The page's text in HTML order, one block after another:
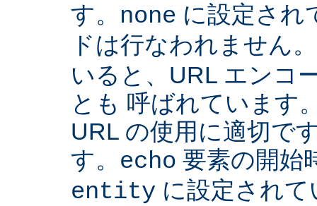
す。 none に設定され
ドは行なわれません
いると、URL エンコ
とも 呼ばれています
URL の使用に適切で
す。 echo 要素の開始
entity に設定され